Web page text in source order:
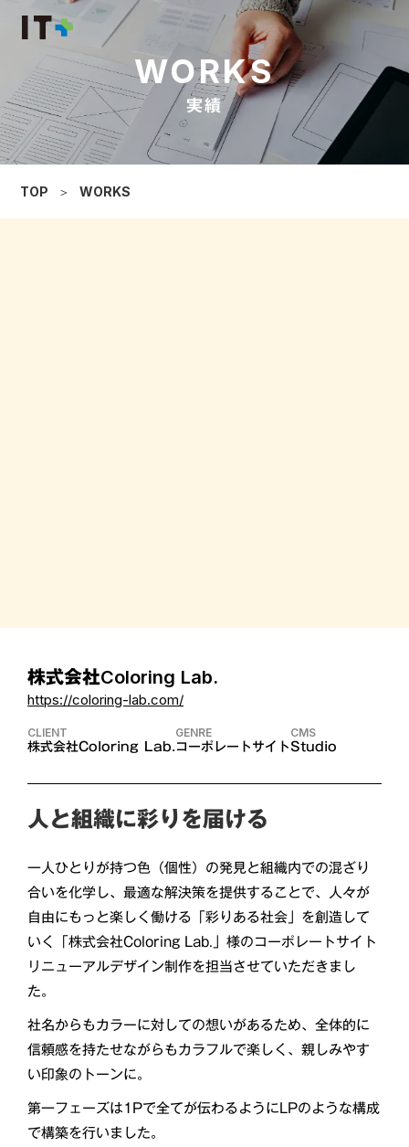
WORKS
実績
TOP ＞ WORKS
株式会社Coloring Lab.
https://coloring-lab.com/
CLIENT
株式会社Coloring Lab.
GENRE
コーポレートサイト
CMS
Studio
人と組織に彩りを届ける
一人ひとりが持つ色（個性）の発見と組織内での混ざり
合いを化学し、最適な解決策を提供することで、人々が
自由にもっと楽しく働ける「彩りある社会」を創造して
いく「株式会社Coloring Lab.」様のコーポレートサイト
リニューアルデザイン制作を担当させていただきまし
た。
社名からもカラーに対しての想いがあるため、全体的に
信頼感を持たせながらもカラフルで楽しく、親しみやす
い印象のトーンに。
第一フェーズは1Pで全てが伝わるようにLPのような構成
で構築を行いました。